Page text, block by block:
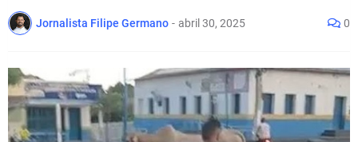
Jornalista Filipe Germano - abril 30, 2025 0